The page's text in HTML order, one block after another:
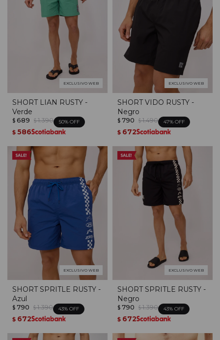
EXCLUSIVO WEB
SHORT LIAN RUSTY -
Verde
$ 689 $ 1.390 50
$ 586
EXCLUSIVO WEB
SHORT VIDO RUSTY -
Negro
$ 790 $ 1.490 47
$ 672
EXCLUSIVO WEB
SHORT SPRITLE RUSTY -
Azul
$ 790 $ 1.390 43
$ 672
EXCLUSIVO WEB
SHORT SPRITLE RUSTY -
Negro
$ 790 $ 1.390 43
$ 672